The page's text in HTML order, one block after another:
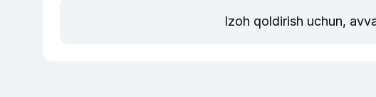
Izoh qoldirish uchun,